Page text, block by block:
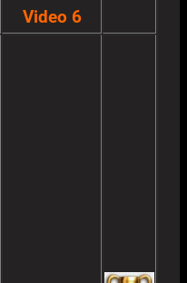
Video 6